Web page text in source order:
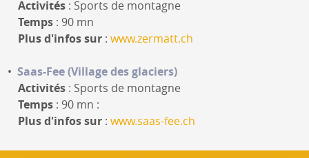
Activités : Sports de montagne
Temps : 90 mn
Plus d'infos sur : www.zermatt.ch
Saas-Fee (Village des glaciers)
Activités : Sports de montagne
Temps : 90 mn :
Plus d'infos sur : www.saas-fee.ch